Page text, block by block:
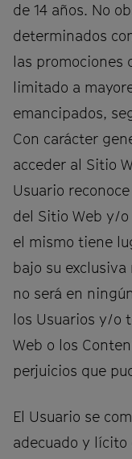
de 14 años. No
determinados
las promociones
limitado a
emancipados,
Con carácter
acceder al Sitio
Usuario
del Sitio Web y/
el mismo tiene
bajo su
no será en
los Usuarios y/o
Web o los
perjuicios que
El Usuario se
adecuado y lícito